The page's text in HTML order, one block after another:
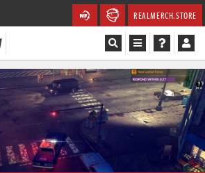
REALMERCH.STORE